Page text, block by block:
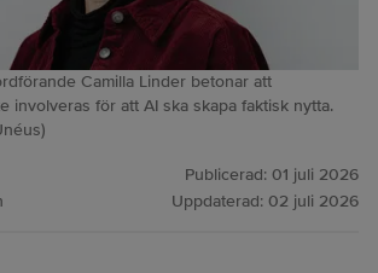
Camilla Linder betonar att
involveras för att AI ska skapa faktisk nytta.
Publicerad: 01 juli 2026
Uppdaterad: 02 juli 2026